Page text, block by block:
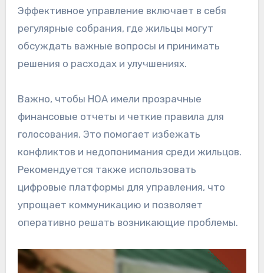
Эффективное управление включает в себя
регулярные собрания, где жильцы могут
обсуждать важные вопросы и принимать
решения о расходах и улучшениях.
Важно, чтобы HOA имели прозрачные
финансовые отчеты и четкие правила для
голосования. Это помогает избежать
конфликтов и недопонимания среди жильцов.
Рекомендуется также использовать
цифровые платформы для управления, что
упрощает коммуникацию и позволяет
оперативно решать возникающие проблемы.